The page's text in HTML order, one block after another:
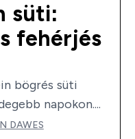
süti:
fehérjés
bögrés süti
napokon....
DAWES